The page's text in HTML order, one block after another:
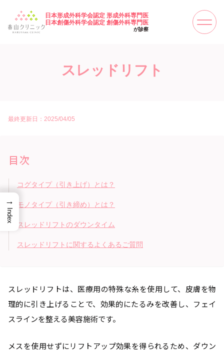
日本形成外科学会認定 形成外科専門医
日本創傷外科学会認定 創傷外科専門医
が診察
スレッドリフト
最終更新日：2025/04/05
目次
コグタイプ（引き上げ）とは？
モノタイプ（引き締め）とは？
スレッドリフトのダウンタイム
スレッドリフトに関するよくあるご質問
スレッドリフトは、医療用の特殊な糸を使用して、皮膚を物
理的に引き上げることで、効果的にたるみを改善し、フェイ
スラインを整える美容施術です。
メスを使用せずにリフトアップ効果を得られるため、ダウン
→
Index